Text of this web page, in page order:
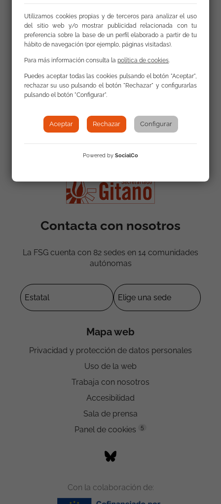
la campaña de sensibilización de la FSG
#ElRetoDeMañana.
Emitido el 15.01.2022
Contacta con nosotros
La FSG cuenta con 82 sedes en 14 comunidades
autónomas
Mapa web
Privacidad y protección de datos personales
Uso de la web
Trabaja con nosotros
Accesibilidad
Sala de prensa
Panel de cookies
5
Con la colaboración de:
Utilizamos cookies propias y de terceros para analizar el uso
del sitio web y/o mostrar publicidad relacionada con tu
preferencia sobre la base de un perfil elaborado a partir de tu
hábito de navegación (por ejemplo, páginas visitadas).
Para más información consulta la política de cookies.
Puedes aceptar todas las cookies pulsando el botón "Aceptar",
rechazar su uso pulsando el botón "Rechazar" y configurarlas
pulsando el botón "Configurar".
Aceptar Rechazar Configurar
Powered by SocialCo